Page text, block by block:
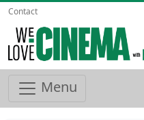
Contact
Menu